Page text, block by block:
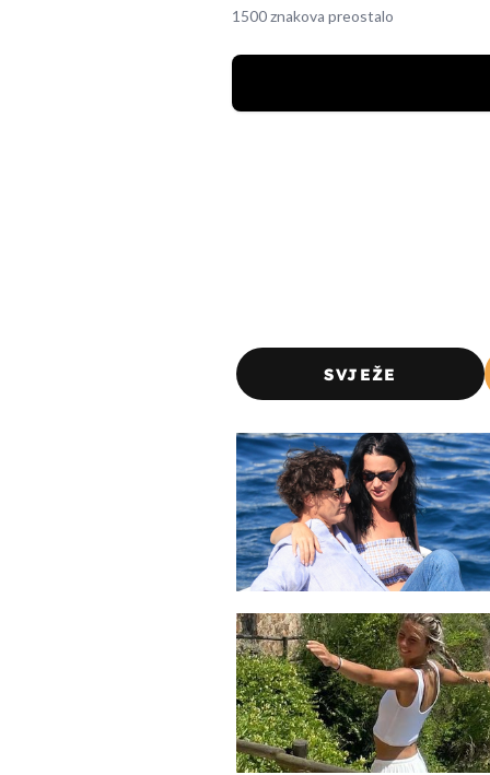
1500 znakova preostalo
SVJEŽE